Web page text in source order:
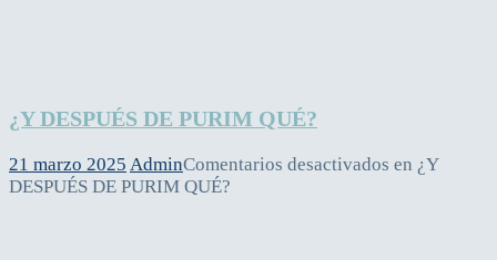
¿Y DESPUÉS DE PURIM QUÉ?
21 marzo 2025 AdminComentarios desactivados en ¿Y
DESPUÉS DE PURIM QUÉ?